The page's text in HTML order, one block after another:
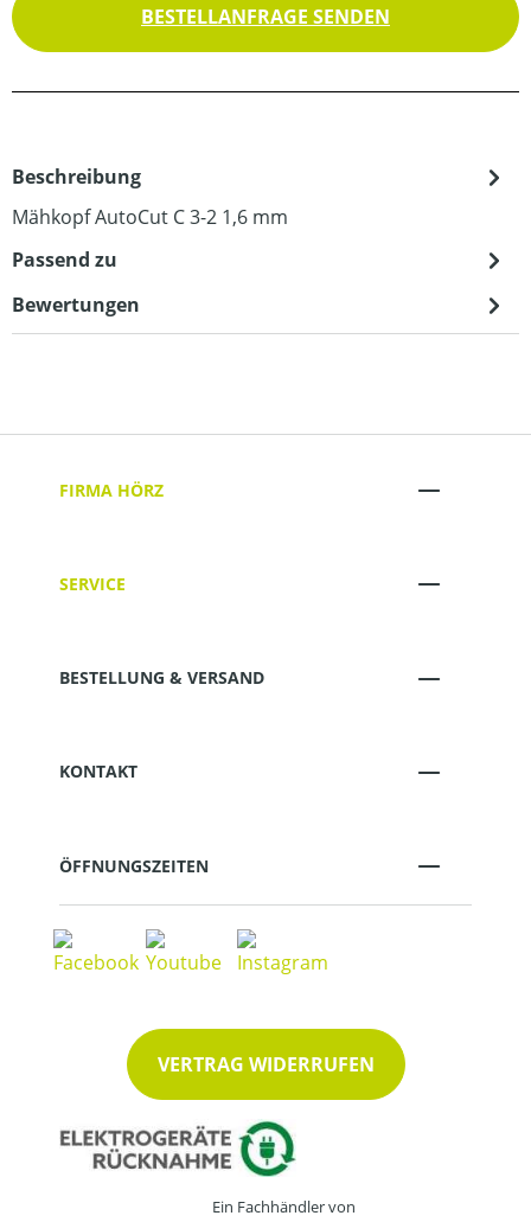
BESTELLANFRAGE SENDEN
Beschreibung
Mähkopf AutoCut C 3-2 1,6 mm
Passend zu
Bewertungen
FIRMA HÖRZ
SERVICE
BESTELLUNG & VERSAND
KONTAKT
ÖFFNUNGSZEITEN
VERTRAG WIDERRUFEN
Ein Fachhändler von